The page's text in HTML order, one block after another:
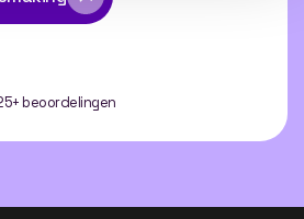
beoordelingen